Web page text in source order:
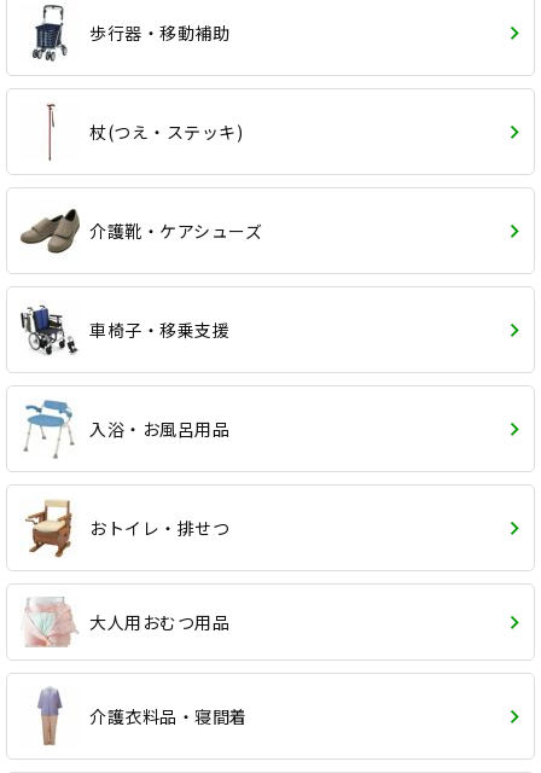
歩行器・移動補助
杖(つえ・ステッキ)
介護靴・ケアシューズ
車椅子・移乗支援
入浴・お風呂用品
おトイレ・排せつ
大人用おむつ用品
介護衣料品・寝間着